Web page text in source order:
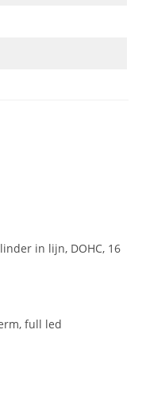
in lijn, DOHC, 16
full led